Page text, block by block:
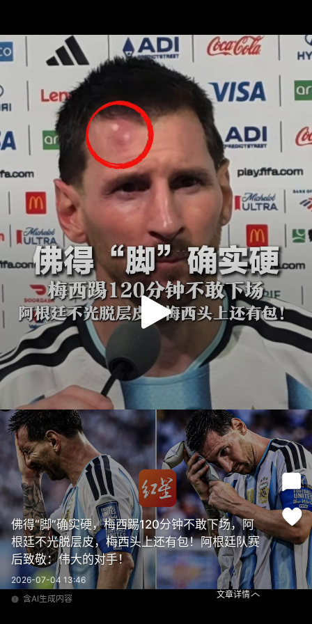
佛得“脚”确实硬，梅西踢120分钟不敢下场，阿
根廷不光脱层皮，梅西头上还有包！阿根廷队赛
后致敬：伟大的对手！
2026-07-04 13:46
含AI生成内容
文章详情